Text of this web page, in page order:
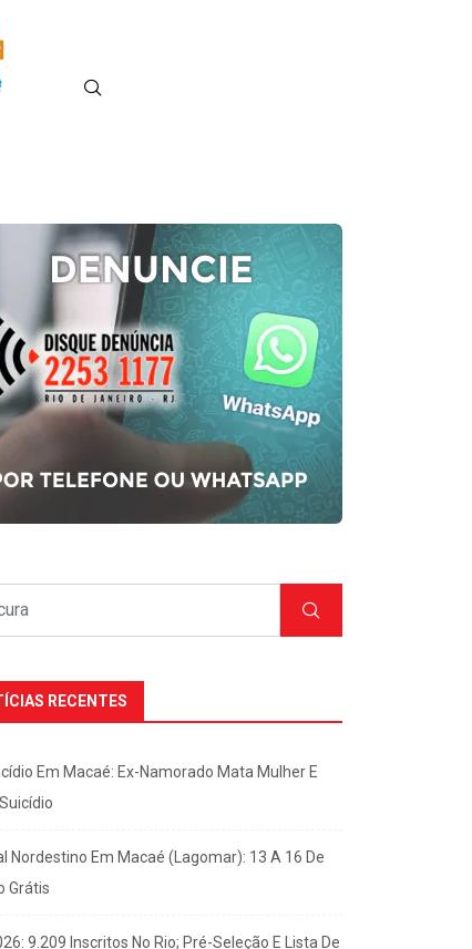
RECENTES
Em Macaé: Ex-Namorado Mata Mulher E
Nordestino Em Macaé (Lagomar): 13 A 16 De
Grátis
9.209 Inscritos No Rio; Pré-Seleção E Lista De